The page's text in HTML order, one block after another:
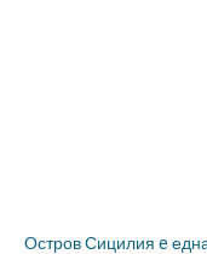
Остров Сицилия e